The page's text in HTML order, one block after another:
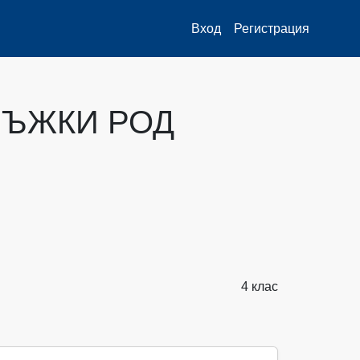
Вход Регистрация
РОД
4 клас